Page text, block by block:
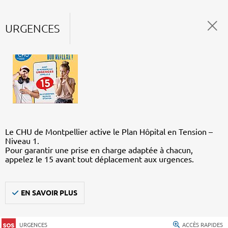
URGENCES
Le CHU de Montpellier active le Plan Hôpital en Tension –
Niveau 1.
Pour garantir une prise en charge adaptée à chacun,
appelez le 15 avant tout déplacement aux urgences.
EN SAVOIR PLUS
URGENCES ACCÈS RAPIDES